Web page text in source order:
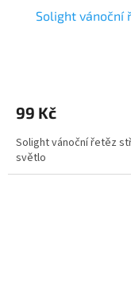
Solight vánoční
99 Kč
Solight vánoční řetěz
světlo